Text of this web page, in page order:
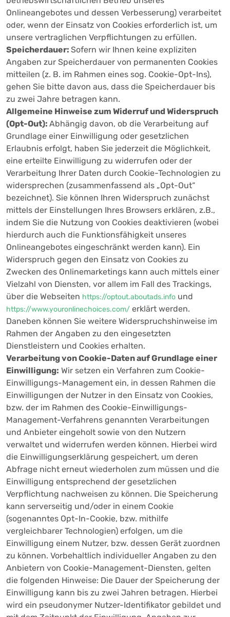
Onlineangebotes und dessen Verbesserung) verarbeitet
oder, wenn der Einsatz von Cookies erforderlich ist, um
unsere vertraglichen Verpflichtungen zu erfüllen.
Speicherdauer: Sofern wir Ihnen keine expliziten
Angaben zur Speicherdauer von permanenten Cookies
mitteilen (z. B. im Rahmen eines sog. Cookie-Opt-Ins),
gehen Sie bitte davon aus, dass die Speicherdauer bis
zu zwei Jahre betragen kann.
Allgemeine Hinweise zum Widerruf und Widerspruch
(Opt-Out): Abhängig davon, ob die Verarbeitung auf
Grundlage einer Einwilligung oder gesetzlichen
Erlaubnis erfolgt, haben Sie jederzeit die Möglichkeit,
eine erteilte Einwilligung zu widerrufen oder der
Verarbeitung Ihrer Daten durch Cookie-Technologien zu
widersprechen (zusammenfassend als „Opt-Out“
bezeichnet). Sie können Ihren Widerspruch zunächst
mittels der Einstellungen Ihres Browsers erklären, z.B.,
indem Sie die Nutzung von Cookies deaktivieren (wobei
hierdurch auch die Funktionsfähigkeit unseres
Onlineangebotes eingeschränkt werden kann). Ein
Widerspruch gegen den Einsatz von Cookies zu
Zwecken des Onlinemarketings kann auch mittels einer
Vielzahl von Diensten, vor allem im Fall des Trackings,
über die Webseiten https://optout.aboutads.info und
https://www.youronlinechoices.com/ erklärt werden.
Daneben können Sie weitere Widerspruchshinweise im
Rahmen der Angaben zu den eingesetzten
Dienstleistern und Cookies erhalten.
Verarbeitung von Cookie-Daten auf Grundlage einer
Einwilligung: Wir setzen ein Verfahren zum Cookie-
Einwilligungs-Management ein, in dessen Rahmen die
Einwilligungen der Nutzer in den Einsatz von Cookies,
bzw. der im Rahmen des Cookie-Einwilligungs-
Management-Verfahrens genannten Verarbeitungen
und Anbieter eingeholt sowie von den Nutzern
verwaltet und widerrufen werden können. Hierbei wird
die Einwilligungserklärung gespeichert, um deren
Abfrage nicht erneut wiederholen zum müssen und die
Einwilligung entsprechend der gesetzlichen
Verpflichtung nachweisen zu können. Die Speicherung
kann serverseitig und/oder in einem Cookie
(sogenanntes Opt-In-Cookie, bzw. mithilfe
vergleichbarer Technologien) erfolgen, um die
Einwilligung einem Nutzer, bzw. dessen Gerät zuordnen
zu können. Vorbehaltlich individueller Angaben zu den
Anbietern von Cookie-Management-Diensten, gelten
die folgenden Hinweise: Die Dauer der Speicherung der
Einwilligung kann bis zu zwei Jahren betragen. Hierbei
wird ein pseudonymer Nutzer-Identifikator gebildet und